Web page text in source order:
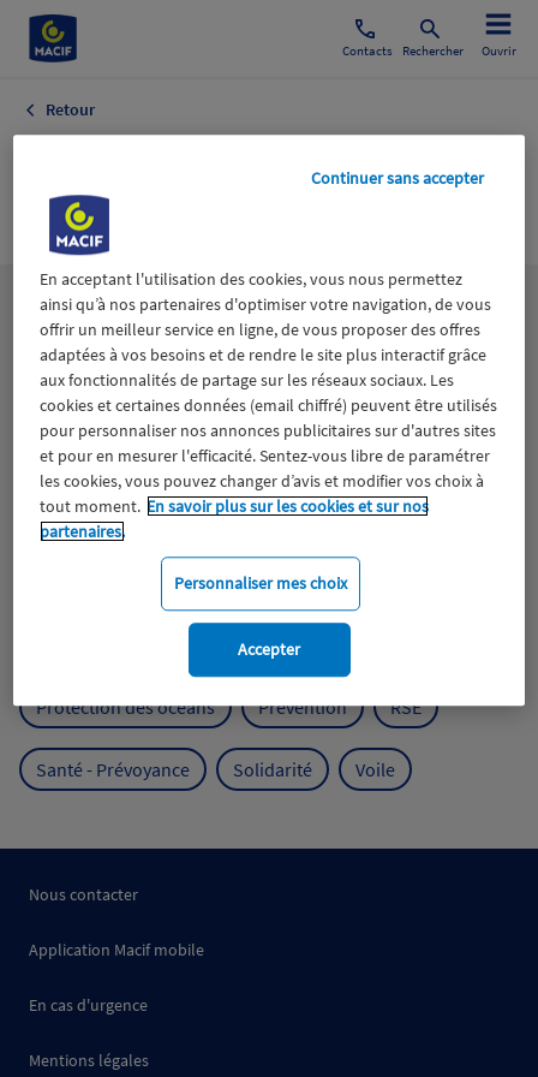
Contacts Rechercher Ouvrir
Retour
Assurance
Lesthématiques
Aidants Catastrophes naturelles Climat
Engagement Epargne ESS
Expérience clients Fondation Macif Jeunesse
Mutualisme
Protection de l'environnement
Protection des océans Prévention RSE
Santé - Prévoyance Solidarité Voile
Nous contacter
Application Macif mobile
En cas d'urgence
Mentions légales
En acceptant l'utilisation des cookies, vous nous permettez
ainsi qu’à nos partenaires d'optimiser votre navigation, de vous
offrir un meilleur service en ligne, de vous proposer des offres
adaptées à vos besoins et de rendre le site plus interactif grâce
aux fonctionnalités de partage sur les réseaux sociaux. Les
cookies et certaines données (email chiffré) peuvent être utilisés
pour personnaliser nos annonces publicitaires sur d'autres sites
et pour en mesurer l'efficacité. Sentez-vous libre de paramétrer
les cookies, vous pouvez changer d’avis et modifier vos choix à
tout moment. En savoir plus sur les cookies et sur nos
partenaires.
Personnaliser mes choix
Continuer sans accepter
Accepter